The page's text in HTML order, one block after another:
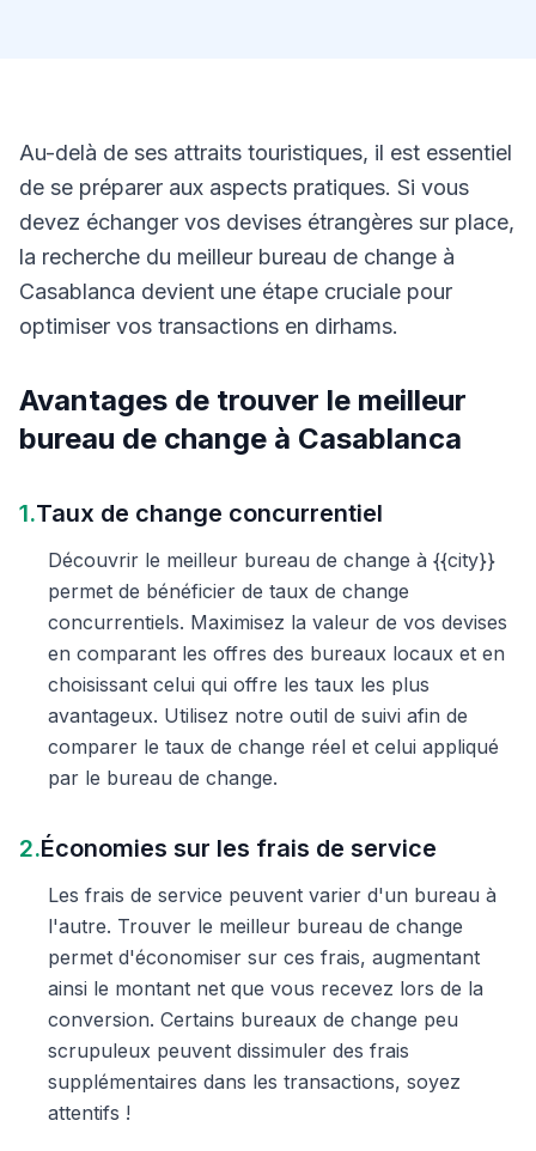
Au-delà de ses attraits touristiques, il est essentiel
de se préparer aux aspects pratiques. Si vous
devez échanger vos devises étrangères sur place,
la recherche du meilleur bureau de change à
Casablanca devient une étape cruciale pour
optimiser vos transactions en dirhams.
Avantages de trouver le meilleur
bureau de change à Casablanca
1.Taux de change concurrentiel
Découvrir le meilleur bureau de change à {{city}}
permet de bénéficier de taux de change
concurrentiels. Maximisez la valeur de vos devises
en comparant les offres des bureaux locaux et en
choisissant celui qui offre les taux les plus
avantageux. Utilisez notre outil de suivi afin de
comparer le taux de change réel et celui appliqué
par le bureau de change.
2.Économies sur les frais de service
Les frais de service peuvent varier d'un bureau à
l'autre. Trouver le meilleur bureau de change
permet d'économiser sur ces frais, augmentant
ainsi le montant net que vous recevez lors de la
conversion. Certains bureaux de change peu
scrupuleux peuvent dissimuler des frais
supplémentaires dans les transactions, soyez
attentifs !